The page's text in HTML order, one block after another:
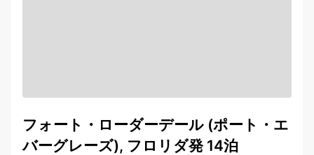
フォート・ローダーデール (ポート・エ
バーグレーズ), フロリダ発 14泊